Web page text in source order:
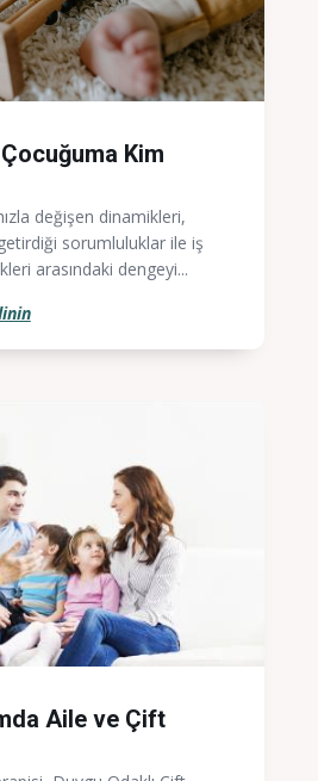
Kim
değişen dinamikleri,
sorumluluklar ile iş
arasındaki dengeyi...
Aile ve Çift